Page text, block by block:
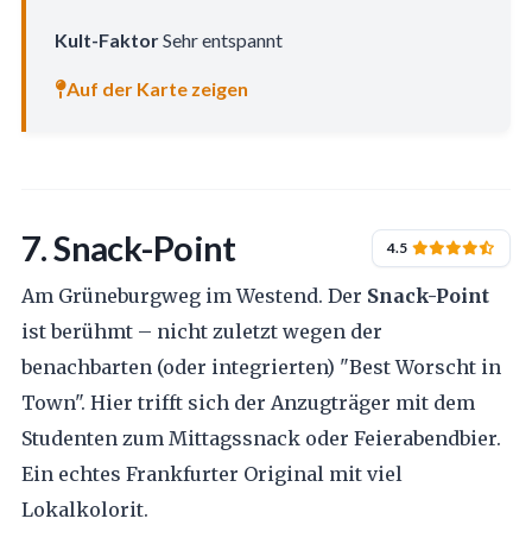
Kult-FaktorSehr entspannt
Auf der Karte zeigen
7. Snack-Point 4.5
Am Grüneburgweg im Westend. Der Snack-Point
ist berühmt – nicht zuletzt wegen der
benachbarten (oder integrierten) "Best Worscht in
Town". Hier trifft sich der Anzugträger mit dem
Studenten zum Mittagssnack oder Feierabendbier.
Ein echtes Frankfurter Original mit viel
Lokalkolorit.